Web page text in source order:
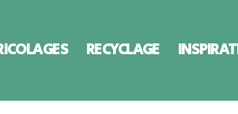
RECYCLAGE